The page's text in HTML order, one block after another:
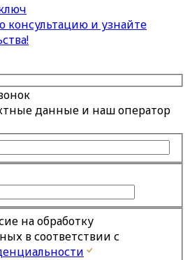
консультацию и узнайте
данные и наш оператор
на обработку
в соответствии с